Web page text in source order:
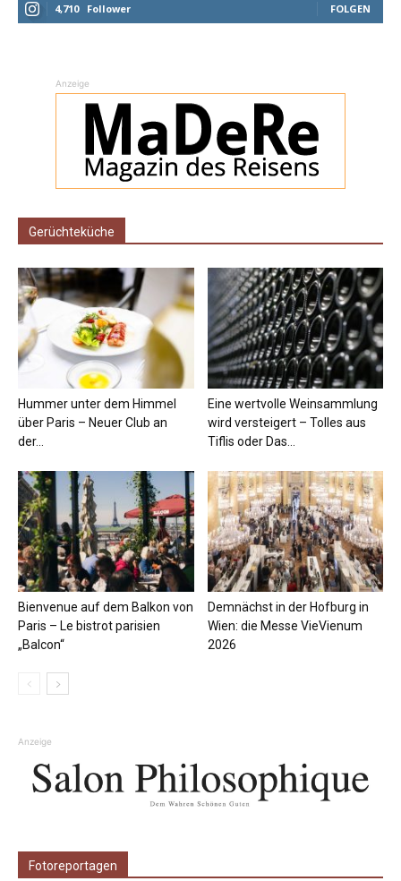
4,710 Follower FOLGEN
Anzeige
Gerüchteküche
Hummer unter dem Himmel
über Paris – Neuer Club an
der...
Eine wertvolle Weinsammlung
wird versteigert – Tolles aus
Tiflis oder Das...
Bienvenue auf dem Balkon von
Paris – Le bistrot parisien
„Balcon“
Demnächst in der Hofburg in
Wien: die Messe VieVienum
2026
Anzeige
Fotoreportagen